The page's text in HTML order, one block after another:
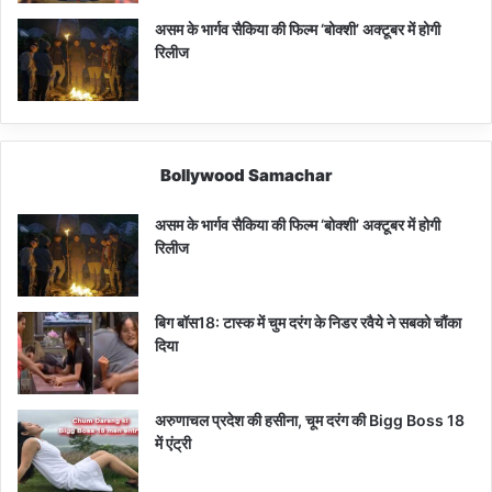
असम के भार्गव सैकिया की फिल्म ‘बोक्शी’ अक्टूबर में होगी
रिलीज
Bollywood Samachar
असम के भार्गव सैकिया की फिल्म ‘बोक्शी’ अक्टूबर में होगी
रिलीज
बिग बॉस18: टास्क में चुम दरंग के निडर रवैये ने सबको चौंका
दिया
अरुणाचल प्रदेश की हसीना, चूम दरंग की Bigg Boss 18
में एंट्री